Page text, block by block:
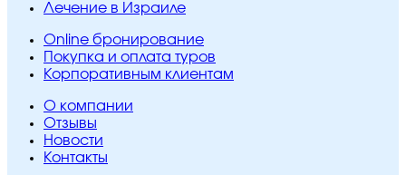
Лечение в Израиле
Online бронирование
Покупка и оплата туров
Корпоративным клиентам
O компании
Отзывы
Новости
Контакты